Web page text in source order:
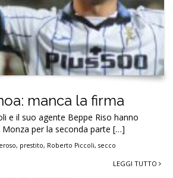
manca la firma
e il suo agente Beppe Riso hanno
Monza per la seconda parte […]
, prestito, Roberto Piccoli, secco
LEGGI TUTTO